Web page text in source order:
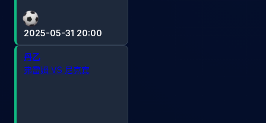
2025-05-31 20:00
丹乙
弗雷姆 VS 尼克宾